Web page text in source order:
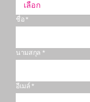
เลือก
ชื่อ *
นามสกุล *
อีเมล์ *